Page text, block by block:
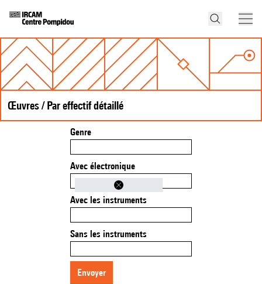
Œuvres / Par effectif détaillé
Genre
Avec électronique
Avec les instruments
Sans les instruments
envoyer